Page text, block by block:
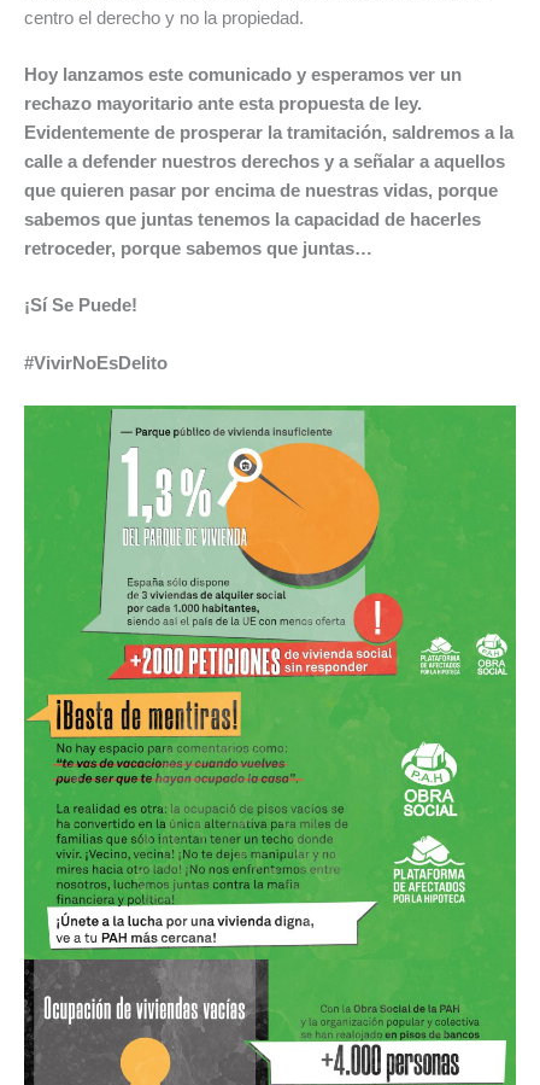
centro el derecho y no la propiedad.
Hoy lanzamos este comunicado y esperamos ver un
rechazo mayoritario ante esta propuesta de ley.
Evidentemente de prosperar la tramitación, saldremos a la
calle a defender nuestros derechos y a señalar a aquellos
que quieren pasar por encima de nuestras vidas, porque
sabemos que juntas tenemos la capacidad de hacerles
retroceder, porque sabemos que juntas…
¡Sí Se Puede!
#VivirNoEsDelito